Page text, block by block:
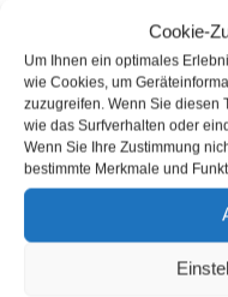
Cookie-
Um Ihnen ein optimales
wie Cookies, um
zuzugreifen. Wenn Sie diesen
wie das Surfverhalten oder
Wenn Sie Ihre Zustimmung
bestimmte Merkmale und
Neuvonantaja
Arviointi
Tuotteitamme on
mielellämme